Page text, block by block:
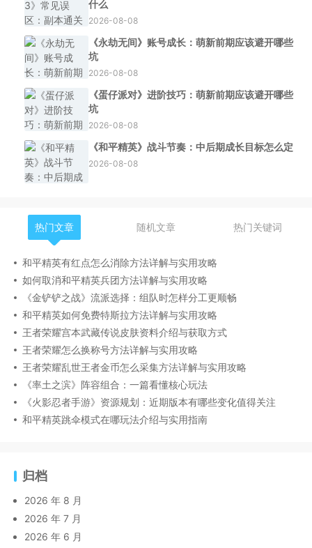
什么
2026-08-08
《永劫无间》账号成长：萌新前期应该避开哪些
坑
2026-08-08
《蛋仔派对》进阶技巧：萌新前期应该避开哪些
坑
2026-08-08
《和平精英》战斗节奏：中后期成长目标怎么定
2026-08-08
热门文章 随机文章 热门关键词
和平精英有红点怎么消除方法详解与实用攻略
如何取消和平精英兵团方法详解与实用攻略
《金铲铲之战》流派选择：组队时怎样分工更顺畅
和平精英如何免费特斯拉方法详解与实用攻略
王者荣耀宫本武藏传说皮肤资料介绍与获取方式
王者荣耀怎么换称号方法详解与实用攻略
王者荣耀乱世王者金币怎么采集方法详解与实用攻略
《率土之滨》阵容组合：一篇看懂核心玩法
《火影忍者手游》资源规划：近期版本有哪些变化值得关注
和平精英跳伞模式在哪玩法介绍与实用指南
归档
2026 年 8 月
2026 年 7 月
2026 年 6 月